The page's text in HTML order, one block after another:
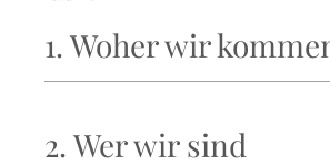
1. Woher wir
2. Wer wir sind